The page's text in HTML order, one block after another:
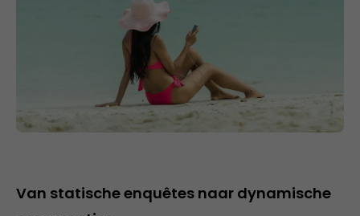
Van statische enquêtes naar dynamische